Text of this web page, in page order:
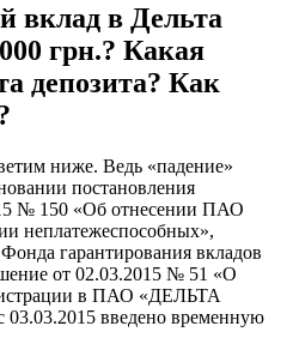
вклад в Дельта
грн.? Какая
депозита? Как
ниже. Ведь «падение»
постановления
№ 150 «Об отнесении ПАО
неплатежеспособных»,
гарантирования вкладов
от 02.03.2015 № 51 «О
в ПАО «ДЕЛЬТА
введено временную